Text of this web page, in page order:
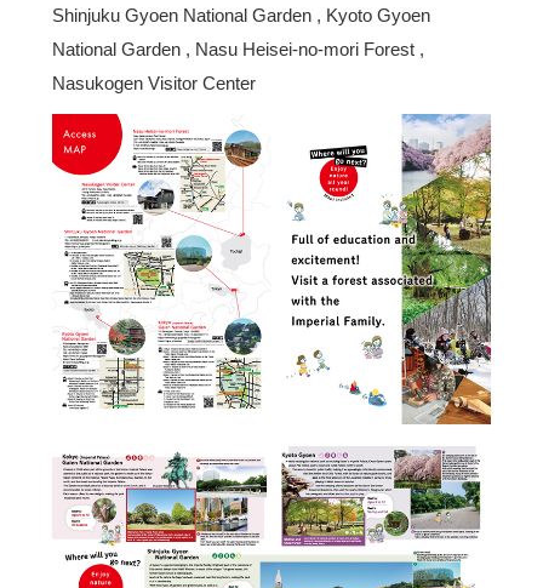
Shinjuku Gyoen National Garden , Kyoto Gyoen
National Garden , Nasu Heisei-no-mori Forest ,
Nasukogen Visitor Center